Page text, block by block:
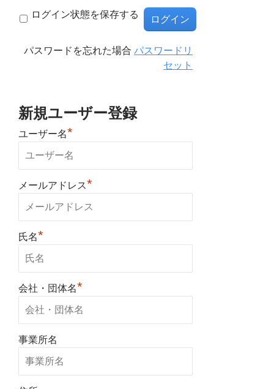
ログイン状態を保存する
パスワードを忘れた場合パスワードリ
セット
新規ユーザー登録
ユーザー名*
メールアドレス*
氏名*
会社・団体名*
事業所名